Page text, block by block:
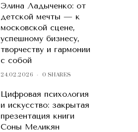
Элина Ладыченко: от
детской мечты — к
московской сцене,
успешному бизнесу,
творчеству и гармонии
с собой
24.02.2026 0 SHARES
Цифровая психология
и искусство: закрытая
презентация книги
Соны Меликян